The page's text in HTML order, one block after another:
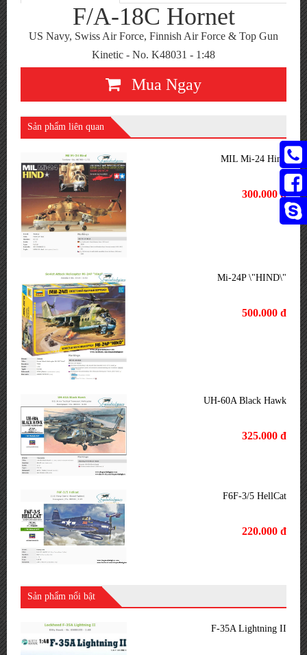
F/A-18C Hornet
US Navy, Swiss Air Force, Finnish Air Force & Top Gun
Kinetic - No. K48031 - 1:48
Mua Ngay
Sản phẩm liên quan
MIL Mi-24 Hind
300.000 đ
Mi-24P \"HIND\"
500.000 đ
UH-60A Black Hawk
325.000 đ
F6F-3/5 HellCat
220.000 đ
Sản phẩm nổi bật
F-35A Lightning II